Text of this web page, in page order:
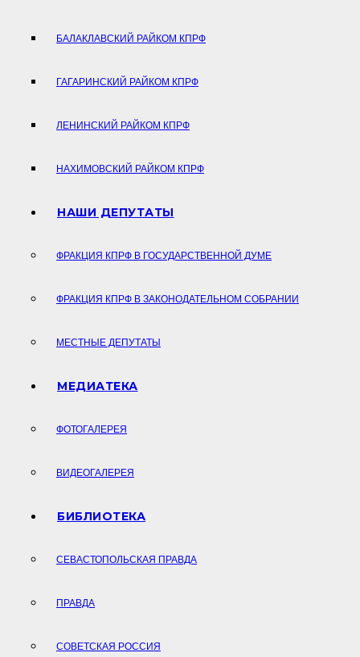
БАЛАКЛАВСКИЙ РАЙКОМ КПРФ
ГАГАРИНСКИЙ РАЙКОМ КПРФ
ЛЕНИНСКИЙ РАЙКОМ КПРФ
НАХИМОВСКИЙ РАЙКОМ КПРФ
НАШИ ДЕПУТАТЫ
ФРАКЦИЯ КПРФ В ГОСУДАРСТВЕННОЙ ДУМЕ
ФРАКЦИЯ КПРФ В ЗАКОНОДАТЕЛЬНОМ СОБРАНИИ
МЕСТНЫЕ ДЕПУТАТЫ
МЕДИАТЕКА
ФОТОГАЛЕРЕЯ
ВИДЕОГАЛЕРЕЯ
БИБЛИОТЕКА
СЕВАСТОПОЛЬСКАЯ ПРАВДА
ПРАВДА
СОВЕТСКАЯ РОССИЯ